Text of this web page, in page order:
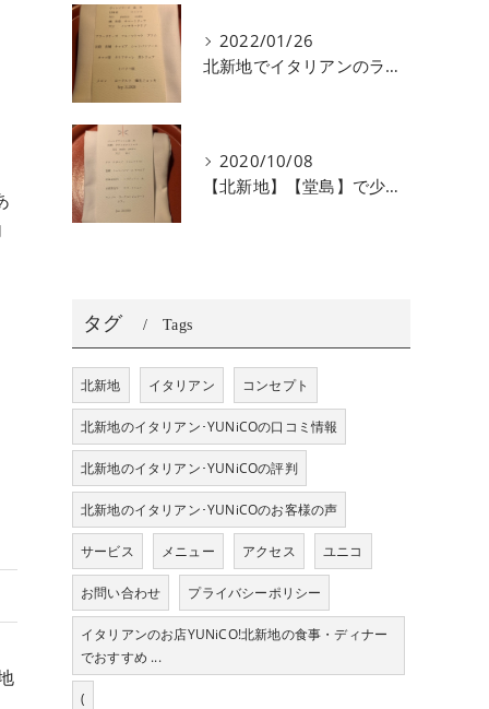
2022/01/26
北新地でイタリアンのランチ、ディナーがおすすめユニコ
2020/10/08
【北新地】【堂島】で少人数で会食にオススメなイタリアン
タグ Tags
北新地 イタリアン コンセプト
北新地のイタリアン･YUNiCOの口コミ情報
北新地のイタリアン･YUNiCOの評判
北新地のイタリアン･YUNiCOのお客様の声
サービス メニュー アクセス ユニコ
お問い合わせ プライバシーポリシー
イタリアンのお店YUNiCO!北新地の食事・ディナー
でおすすめ ...
(